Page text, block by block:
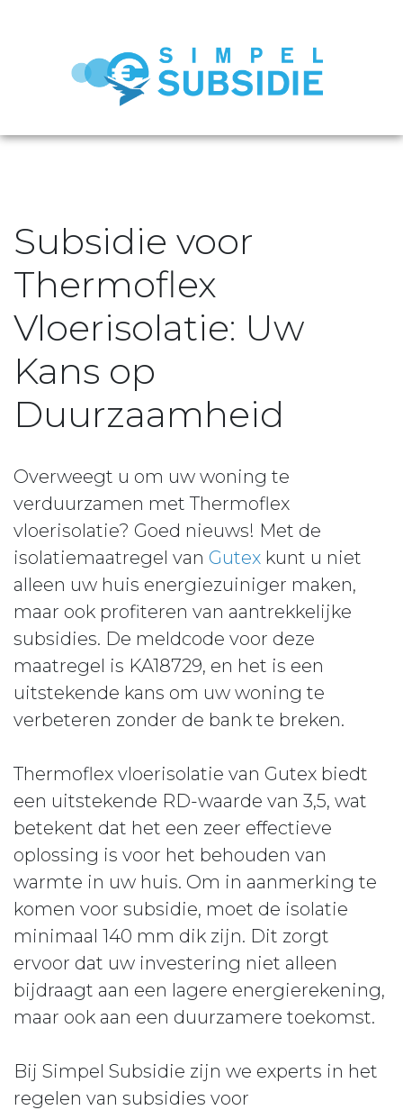
Subsidie voor
Thermoflex
Vloerisolatie: Uw
Kans op
Duurzaamheid
Overweegt u om uw woning te
verduurzamen met Thermoflex
vloerisolatie? Goed nieuws! Met de
isolatiemaatregel van Gutex kunt u niet
alleen uw huis energiezuiniger maken,
maar ook profiteren van aantrekkelijke
subsidies. De meldcode voor deze
maatregel is KA18729, en het is een
uitstekende kans om uw woning te
verbeteren zonder de bank te breken.
Thermoflex vloerisolatie van Gutex biedt
een uitstekende RD-waarde van 3,5, wat
betekent dat het een zeer effectieve
oplossing is voor het behouden van
warmte in uw huis. Om in aanmerking te
komen voor subsidie, moet de isolatie
minimaal 140 mm dik zijn. Dit zorgt
ervoor dat uw investering niet alleen
bijdraagt aan een lagere energierekening,
maar ook aan een duurzamere toekomst.
Bij Simpel Subsidie zijn we experts in het
regelen van subsidies voor